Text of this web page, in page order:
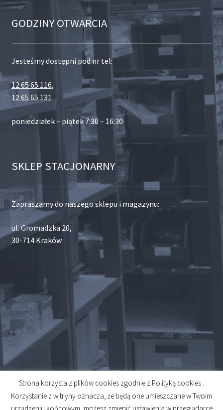
GODZINY OTWARCIA
Jesteśmy dostępni pod nr tel:
12 65 65 116,
12 65 65 131
poniedziałek – piątek 7:30 – 16:30
SKLEP STACJONARNY
Zapraszamy do naszego sklepu i magazynu:
ul. Gromadzka 20,
30-714 Kraków
© 2026
Created byMidero
Strona korzysta z plików cookies zgodnie z Polityką cookies .
Korzystanie z witryny oznacza, że będą one umieszczane w Twoim